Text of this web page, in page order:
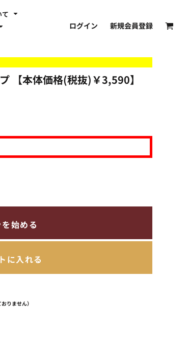
ログイン 新規会員登録
【本体価格(税抜)￥3,590】
始める
に入れる
りません）